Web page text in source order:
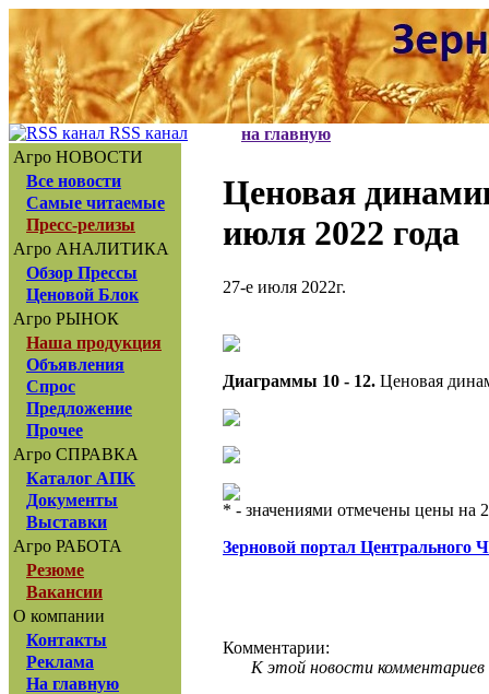
RSS канал
Агро НОВОСТИ
Все новости
Самые читаемые
Пресс-релизы
Агро АНАЛИТИКА
Обзор Прессы
Ценовой Блок
Агро РЫНОК
Наша продукция
Объявления
Спрос
Предложение
Прочее
Агро СПРАВКА
Каталог АПК
Документы
Выставки
Агро РАБОТА
Резюме
Вакансии
О компании
Контакты
Реклама
На главную
на главную
Ценовая
июля 2022 года
27-е июля 2022г.
Диаграммы 10 - 12. Ценовая
* - значениями отмечены цены на
Зерновой портал Центрального
Комментарии:
К этой новости комментариев